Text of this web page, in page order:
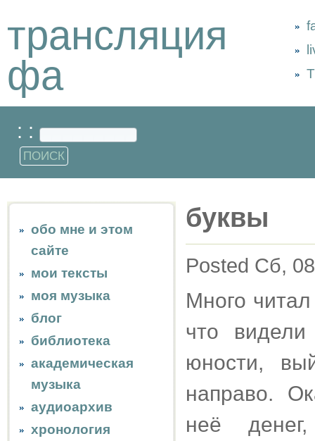
трансляция
фа
: :
обо мне и этом
сайте
мои тексты
моя музыка
блог
библиотека
академическая
музыка
аудиоархив
хронология
буквы
Posted Сб,
Много
что
юности,
направо.
неё